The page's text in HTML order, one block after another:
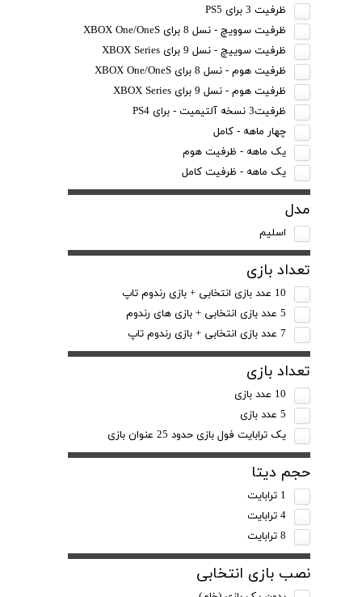
ظرفیت 3 برای PS5
ظرفیت سوویچ - نسل 8 برای XBOX One/OneS
ظرفیت سوییچ - نسل 9 برای XBOX Series
ظرفیت هوم - نسل 8 برای XBOX One/OneS
ظرفیت هوم - نسل 9 برای XBOX Series
ظرفیت3 نسخه آلتیمیت - برای PS4
چهار ماهه - کامل
یک ماهه - ظرفیت هوم
یک ماهه - ظرفیت کامل
مدل
اسلیم
تعداد بازی
10 عدد بازی انتخابی + بازی رندوم تاپ
5 عدد بازی انتخابی + بازی های رندوم
7 عدد بازی انتخابی + بازی رندوم تاپ
تعداد بازی
10 عدد بازی
5 عدد بازی
یک ترابایت فول بازی حدود 25 عنوان بازی
حجم دیتا
1 ترابایت
4 ترابایت
8 ترابایت
نصب بازی انتخابی